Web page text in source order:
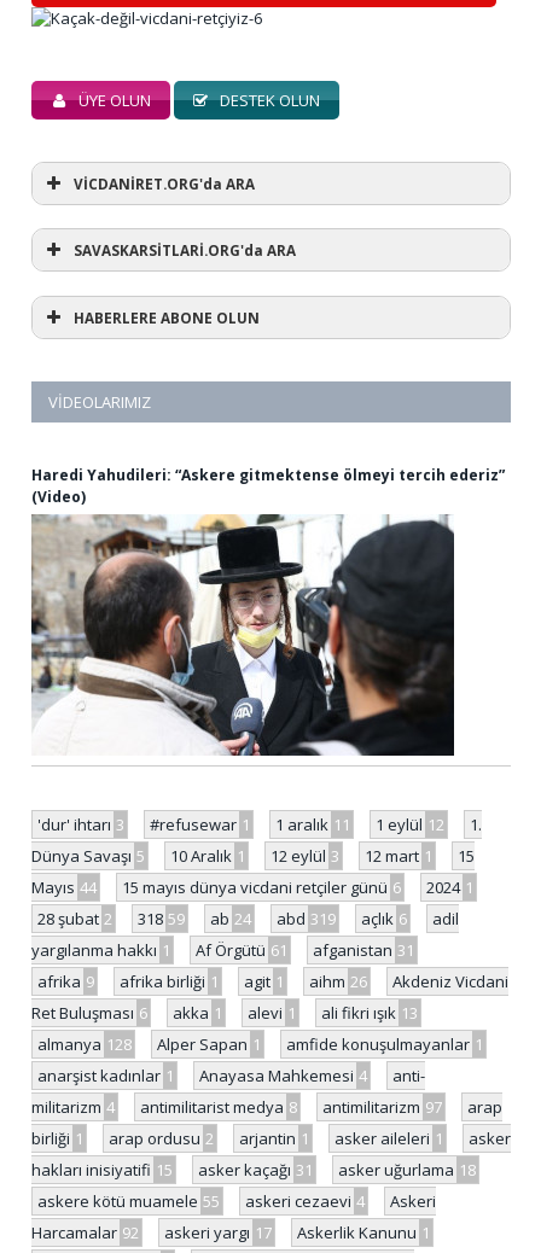
ÜYE OLUN DESTEK OLUN
VİCDANİRET.ORG'da ARA
SAVASKARSİTLARİ.ORG'da ARA
HABERLERE ABONE OLUN
VIDEOLARIMIZ
Haredi Yahudileri: “Askere gitmektense ölmeyi tercih ederiz”
(Video)
'dur' ihtarı 3 #refusewar 1 1 aralık 11 1 eylül 12
1.
Dünya Savaşı 5 10 Aralık 1 12 eylül 3 12 mart 1
15
Mayıs 44 15 mayıs dünya vicdani retçiler günü 6 2024 1
28 şubat 2 318 59 ab 24 abd 319 açlık 6
adil
yargılanma hakkı 1 Af Örgütü 61 afganistan 31
afrika 9 afrika birliği 1 agit 1 aihm 26
Akdeniz Vicdani
Ret Buluşması 6 akka 1 alevi 1 ali fikri ışık 13
almanya 128 Alper Sapan 1 amfide konuşulmayanlar 1
anarşist kadınlar 1 Anayasa Mahkemesi 4
anti-
militarizm 4 antimilitarist medya 8 antimilitarizm 97
arap
birliği 1 arap ordusu 2 arjantin 1 asker aileleri 1
asker
hakları inisiyatifi 15 asker kaçağı 31 asker uğurlama 18
askere kötü muamele 55 askeri cezaevi 4
Askeri
Harcamalar 92 askeri yargı 17 Askerlik Kanunu 1